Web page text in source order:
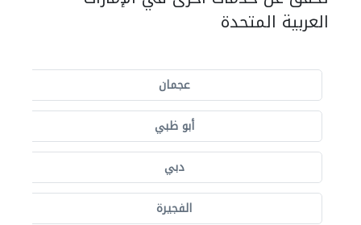
العربية المتحدة
عجمان
أبو ظبي
دبي
الفجيرة